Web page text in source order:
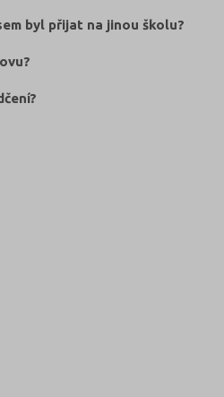
byl přijat na jinou školu?